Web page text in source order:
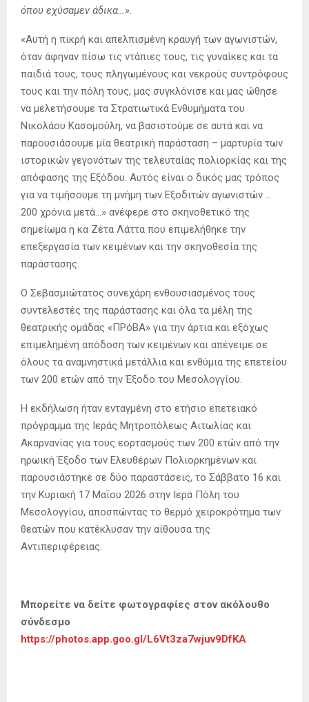
όπου εχύσαμεν άδικα…».
«Αυτή η πικρή και απελπισμένη κραυγή των αγωνιστών,
όταν άφηναν πίσω τις ντάπιες τους, τις γυναίκες και τα
παιδιά τους, τους πληγωμένους και νεκρούς συντρόφους
τους και την πόλη τους, μας συγκλόνισε και μας ώθησε
να μελετήσουμε τα Στρατιωτικά Ενθυμήματα του
Νικολάου Κασομούλη, να βασιστούμε σε αυτά και να
παρουσιάσουμε μία θεατρική παράσταση – μαρτυρία των
ιστορικών γεγονότων της τελευταίας πολιορκίας και της
απόφασης της Εξόδου. Αυτός είναι ο δικός μας τρόπος
για να τιμήσουμε τη μνήμη των Εξοδιτών αγωνιστών …
200 χρόνια μετά…» ανέφερε στο σκηνοθετικό της
σημείωμα η κα Ζέτα Λάττα που επιμελήθηκε την
επεξεργασία των κειμένων και την σκηνοθεσία της
παράστασης.
Ο Σεβασμιώτατος συνεχάρη ενθουσιασμένος τους
συντελεστές της παράστασης και όλα τα μέλη της
θεατρικής ομάδας «ΠΡόΒΑ» για την άρτια και εξόχως
επιμελημένη απόδοση των κειμένων και απένειμε σε
όλους τα αναμνηστικά μετάλλια και ενθύμια της επετείου
των 200 ετών από την Έξοδο του Μεσολογγίου.
Η εκδήλωση ήταν ενταγμένη στο ετήσιο επετειακό
πρόγραμμα της Ιεράς Μητροπόλεως Αιτωλίας και
Ακαρνανίας για τους εορτασμούς των 200 ετών από την
ηρωική Έξοδο των Ελευθέρων Πολιορκημένων και
παρουσιάστηκε σε δύο παραστάσεις, το Σάββατο 16 και
την Κυριακή 17 Μαΐου 2026 στην Ιερά Πόλη του
Μεσολογγίου, αποσπώντας το θερμό χειροκρότημα των
θεατών που κατέκλυσαν την αίθουσα της
Αντιπεριφέρειας.
Μπορείτε να δείτε φωτογραφίες στον ακόλουθο
σύνδεσμο
https://photos.app.goo.gl/L6Vt3za7wjuv9DfKA